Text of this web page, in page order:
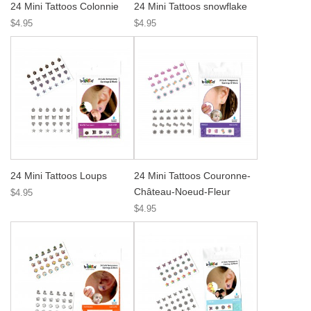
24 Mini Tattoos Colonnie
$4.95
24 Mini Tattoos snowflake
$4.95
24 Mini Tattoos Loups
$4.95
24 Mini Tattoos Couronne-
Château-Noeud-Fleur
$4.95